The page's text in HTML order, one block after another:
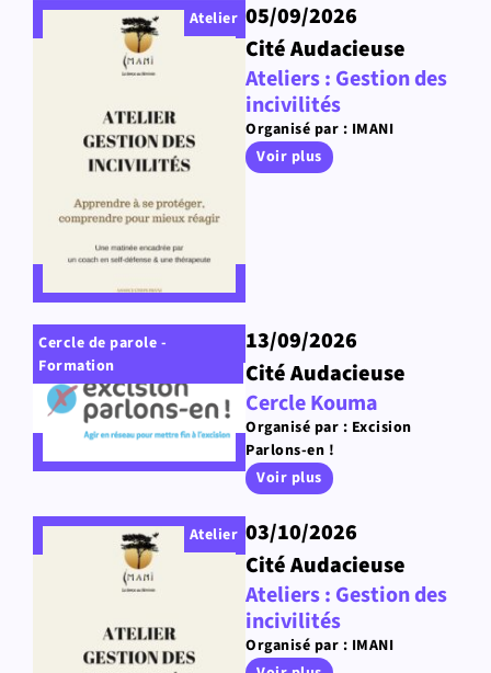
Atelier 05/09/2026
Cité Audacieuse
Ateliers : Gestion des
incivilités
Organisé par : IMANI
Voir plus
Cercle de parole -
Formation
13/09/2026
Cité Audacieuse
Cercle Kouma
Organisé par : Excision
Parlons-en !
Voir plus
Atelier 03/10/2026
Cité Audacieuse
Ateliers : Gestion des
incivilités
Organisé par : IMANI